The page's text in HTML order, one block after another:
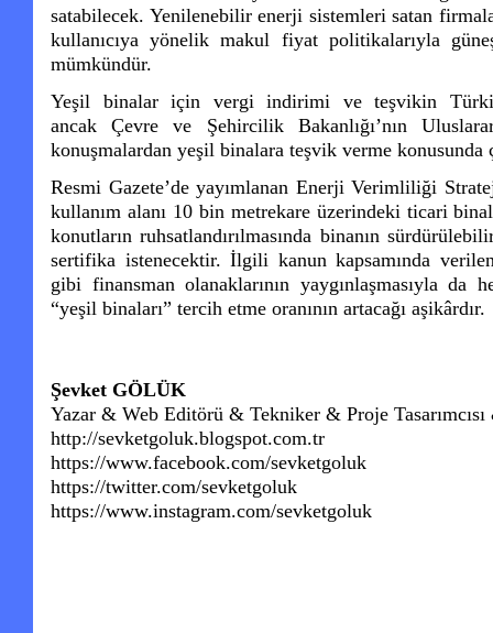
satabilecek. Yenilenebilir enerji sistemleri satan
kullanıcıya yönelik makul fiyat politikalarıyla
mümkündür.
Yeşil binalar için vergi indirimi ve teşvikin
ancak Çevre ve Şehircilik Bakanlığı’nın
konuşmalardan yeşil binalara teşvik verme konusunda
Resmi Gazete’de yayımlanan Enerji Verimliliği
kullanım alanı 10 bin metrekare üzerindeki ticari
konutların ruhsatlandırılmasında binanın
sertifika istenecektir. İlgili kanun kapsamında
gibi finansman olanaklarının yaygınlaşmasıyla da
“yeşil binaları” tercih etme oranının artacağı aşikârdır.
Şevket GÖLÜK
Yazar & Web Editörü & Tekniker & Proje
http://sevketgoluk.blogspot.com.tr
https://www.facebook.com/sevketgoluk
https://twitter.com/sevketgoluk
https://www.instagram.com/sevketgoluk